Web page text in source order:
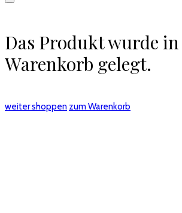
Das Produkt wurde
Warenkorb gelegt.
weiter shoppen zum Warenkorb